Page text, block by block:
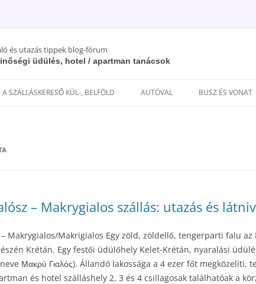
és utazás tippek blog-fórum
üdülés, hotel / apartman tanácsok
a
A SZÁLLÁSKERESŐ KÜL-, BELFÖLD AUTÓVAL BUSZ ÉS VONAT
– Makrygialos szállás: utazás és
– Makrygialos/Makrigialos Egy zöld, zöldellő, tengerparti falu az
Krétán. Egy festői üdülőhely Kelet-Krétán, nyaralási
Μακρύ Γιαλός). Állandó lakossága a 4 ezer főt megközelíti,
és hotel szálláshely 2, 3 és 4 csillagosak találhatóak a